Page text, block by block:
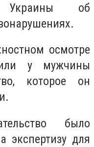
Украины об
осмотре
у мужчины
которое он
было
экспертизу для